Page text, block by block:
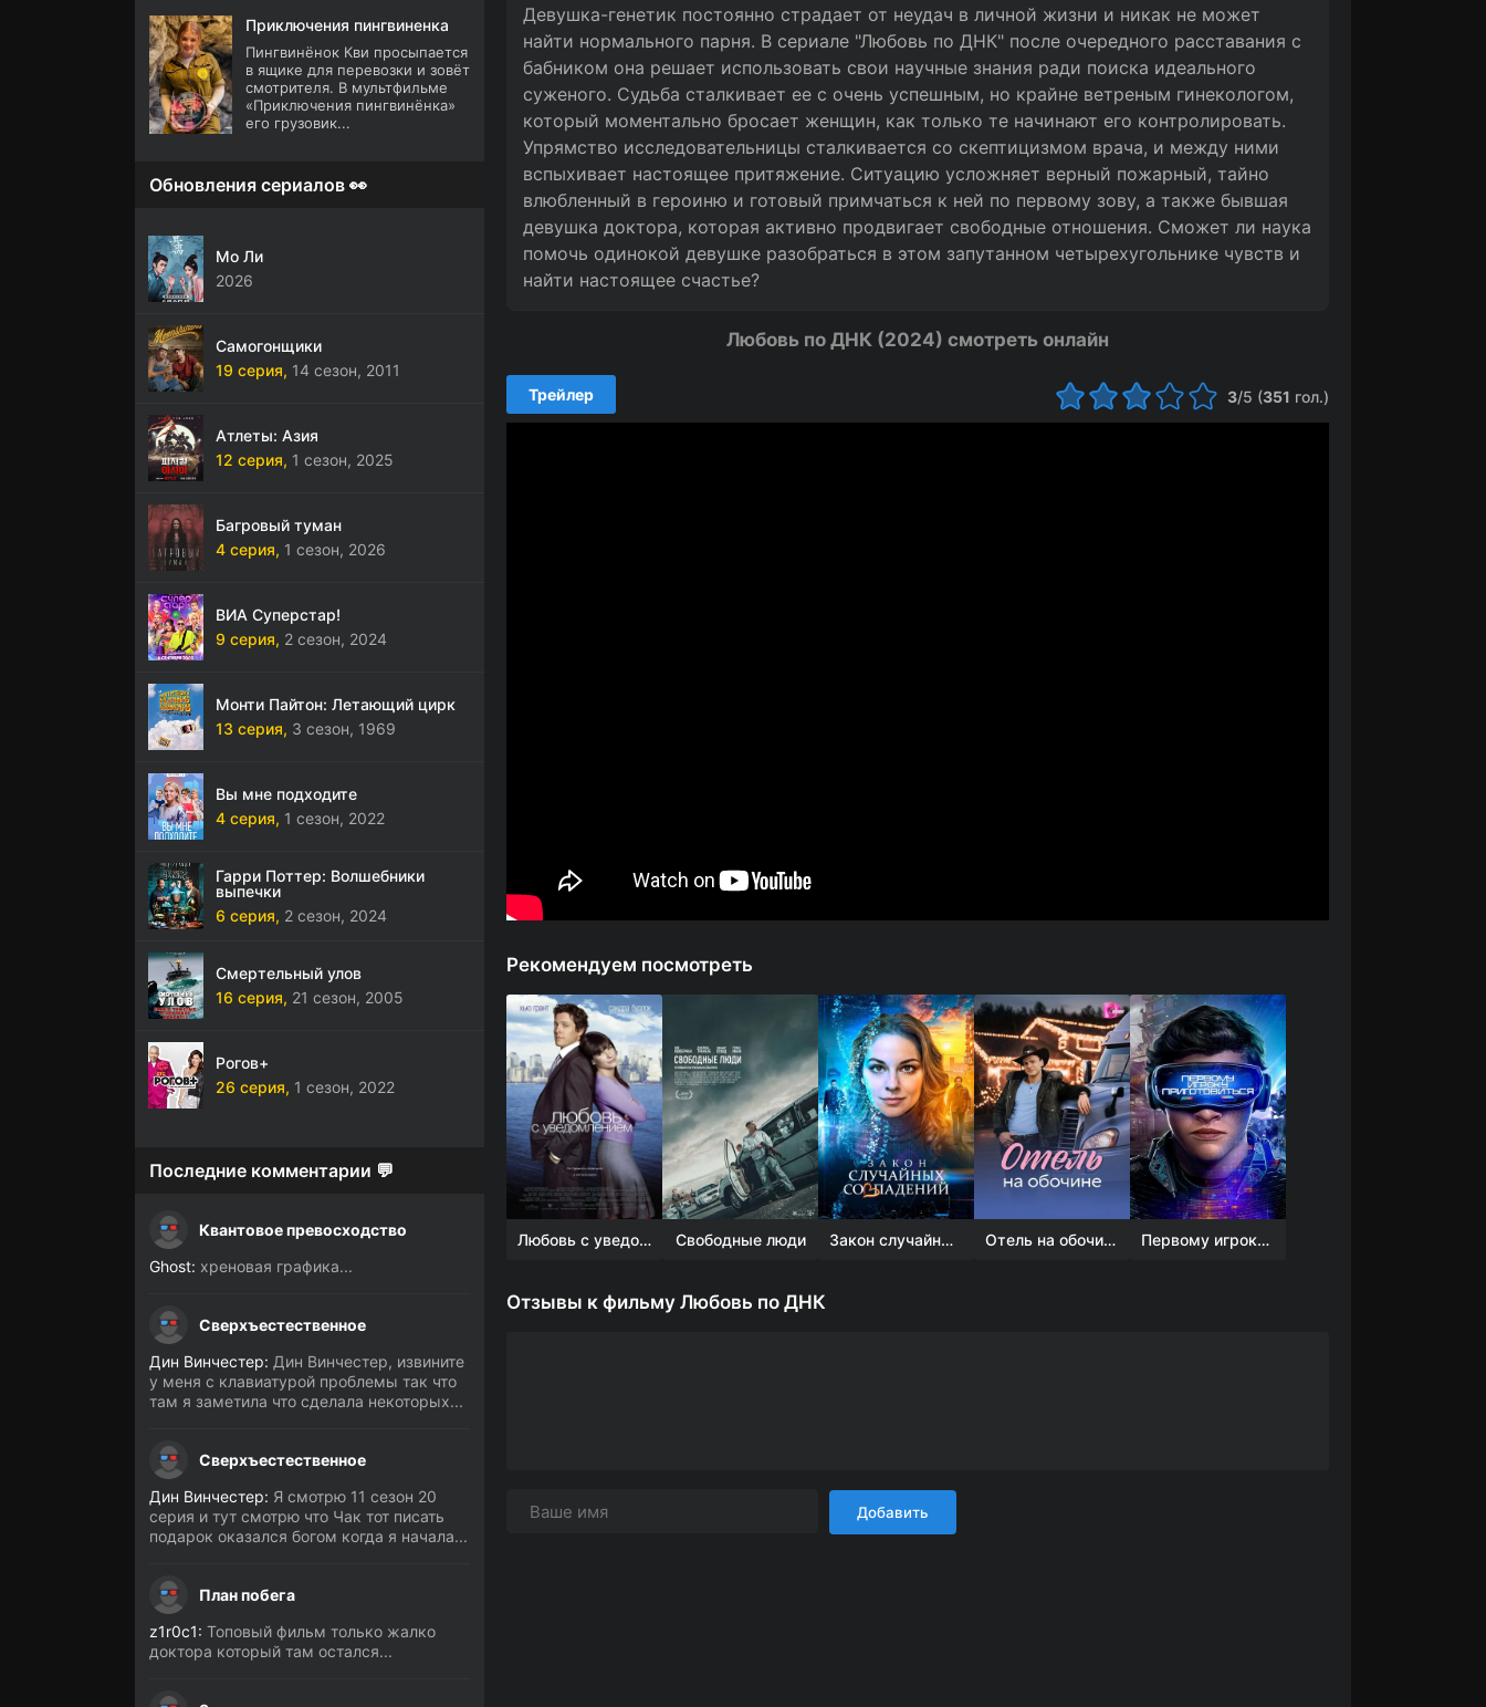
Девушка-генетик постоянно страдает от неудач в личной жизни и никак не может
найти нормального парня. В сериале "Любовь по ДНК" после очередного расставания с
бабником она решает использовать свои научные знания ради поиска идеального
суженого. Судьба сталкивает ее с очень успешным, но крайне ветреным гинекологом,
который моментально бросает женщин, как только те начинают его контролировать.
Упрямство исследовательницы сталкивается со скептицизмом врача, и между ними
вспыхивает настоящее притяжение. Ситуацию усложняет верный пожарный, тайно
влюбленный в героиню и готовый примчаться к ней по первому зову, а также бывшая
девушка доктора, которая активно продвигает свободные отношения. Сможет ли наука
помочь одинокой девушке разобраться в этом запутанном четырехугольнике чувств и
найти настоящее счастье?
Любовь по ДНК (2024) смотреть онлайн
3/5 (351 гол.)
Трейлер
Рекомендуем посмотреть
Любовь с уведомлением Свободные люди Закон случайных совпадений Отель на обочине Первому игроку приготовиться
Отзывы к фильму Любовь по ДНК
Добавить
Приключения пингвиненка
Пингвинёнок Кви просыпается
в ящике для перевозки и зовёт
смотрителя. В мультфильме
«Приключения пингвинёнка»
его грузовик...
Обновления сериалов 👀
Мо Ли
2026
Самогонщики
19 серия, 14 сезон, 2011
Атлеты: Азия
12 серия, 1 сезон, 2025
Багровый туман
4 серия, 1 сезон, 2026
ВИА Суперстар!
9 серия, 2 сезон, 2024
Монти Пайтон: Летающий цирк
13 серия, 3 сезон, 1969
Вы мне подходите
4 серия, 1 сезон, 2022
Гарри Поттер: Волшебники
выпечки
6 серия, 2 сезон, 2024
Смертельный улов
16 серия, 21 сезон, 2005
Рогов+
26 серия, 1 сезон, 2022
Последние комментарии 💬
Квантовое превосходство
Ghost: хреновая графика...
Сверхъестественное
Дин Винчестер: Дин Винчестер, извините
у меня с клавиатурой проблемы так что
там я заметила что сделала некоторых...
Сверхъестественное
Дин Винчестер: Я смотрю 11 сезон 20
серия и тут смотрю что Чак тот писать
подарок оказался богом когда я начала...
План побега
z1r0c1: Топовый фильм только жалко
доктора который там остался...